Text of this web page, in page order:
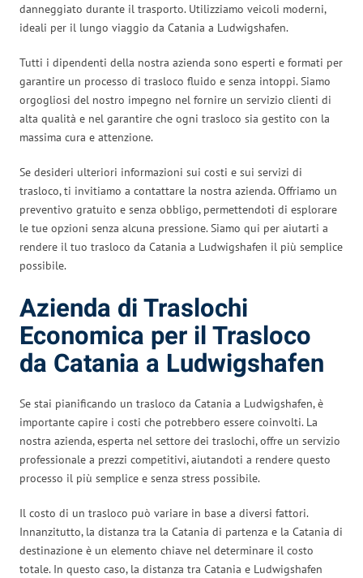
danneggiato durante il trasporto. Utilizziamo veicoli moderni,
ideali per il lungo viaggio da Catania a Ludwigshafen.
Tutti i dipendenti della nostra azienda sono esperti e formati per
garantire un processo di trasloco fluido e senza intoppi. Siamo
orgogliosi del nostro impegno nel fornire un servizio clienti di
alta qualità e nel garantire che ogni trasloco sia gestito con la
massima cura e attenzione.
Se desideri ulteriori informazioni sui costi e sui servizi di
trasloco, ti invitiamo a contattare la nostra azienda. Offriamo un
preventivo gratuito e senza obbligo, permettendoti di esplorare
le tue opzioni senza alcuna pressione. Siamo qui per aiutarti a
rendere il tuo trasloco da Catania a Ludwigshafen il più semplice
possibile.
Azienda di Traslochi
Economica per il Trasloco
da Catania a Ludwigshafen
Se stai pianificando un trasloco da Catania a Ludwigshafen, è
importante capire i costi che potrebbero essere coinvolti. La
nostra azienda, esperta nel settore dei traslochi, offre un servizio
professionale a prezzi competitivi, aiutandoti a rendere questo
processo il più semplice e senza stress possibile.
Il costo di un trasloco può variare in base a diversi fattori.
Innanzitutto, la distanza tra la Catania di partenza e la Catania di
destinazione è un elemento chiave nel determinare il costo
totale. In questo caso, la distanza tra Catania e Ludwigshafen